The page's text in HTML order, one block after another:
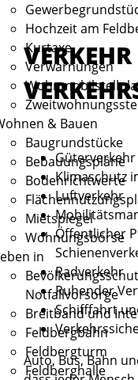
Hochzeit am
Kurtaxe
Verwarnungen
& Bauen
Baugrundstücke
Bebauungspläne
Bodenrichtwerte
Mietspiegel
Wohnungsbörse
in
Notfallvorsorge
Breitband und
Feldbergbahn
Feldbergturm
Feldberghalle
Güterverkehr
Klimaschutz
Luftverkehr
Öffentlicher
Radverkehr
Ruhender
Schifffahrt
Auto, Bus, Bahn